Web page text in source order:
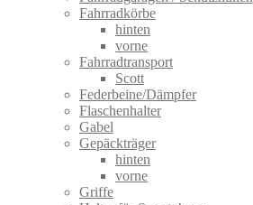
Fahrradkörbe
hinten
vorne
Fahrradtransport
Scott
Federbeine/Dämpfer
Flaschenhalter
Gabel
Gepäckträger
hinten
vorne
Griffe